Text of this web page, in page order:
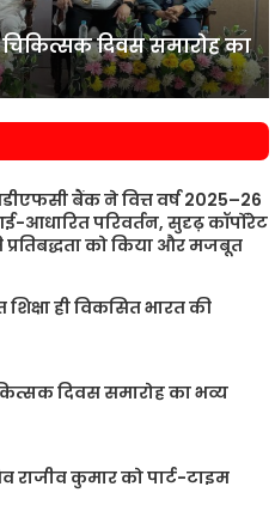
दिवस समारोह का
बैंक ने वित्त वर्ष 2025–26
आधारित परिवर्तन, सुदृढ़ कॉर्पोरेट
को किया और मजबूत
शिक्षा ही विकसित भारत की
दिवस समारोह का भव्य
राजीव कुमार को पार्ट-टाइम